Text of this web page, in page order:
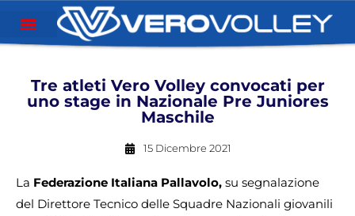
Tre atleti Vero Volley convocati per
uno stage in Nazionale Pre Juniores
Maschile
15 Dicembre 2021
La Federazione Italiana Pallavolo, su segnalazione
del Direttore Tecnico delle Squadre Nazionali giovanili